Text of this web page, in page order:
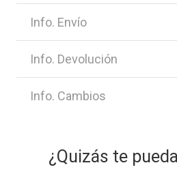
Info. Envío
Info. Devolución
Info. Cambios
¿Quizás te